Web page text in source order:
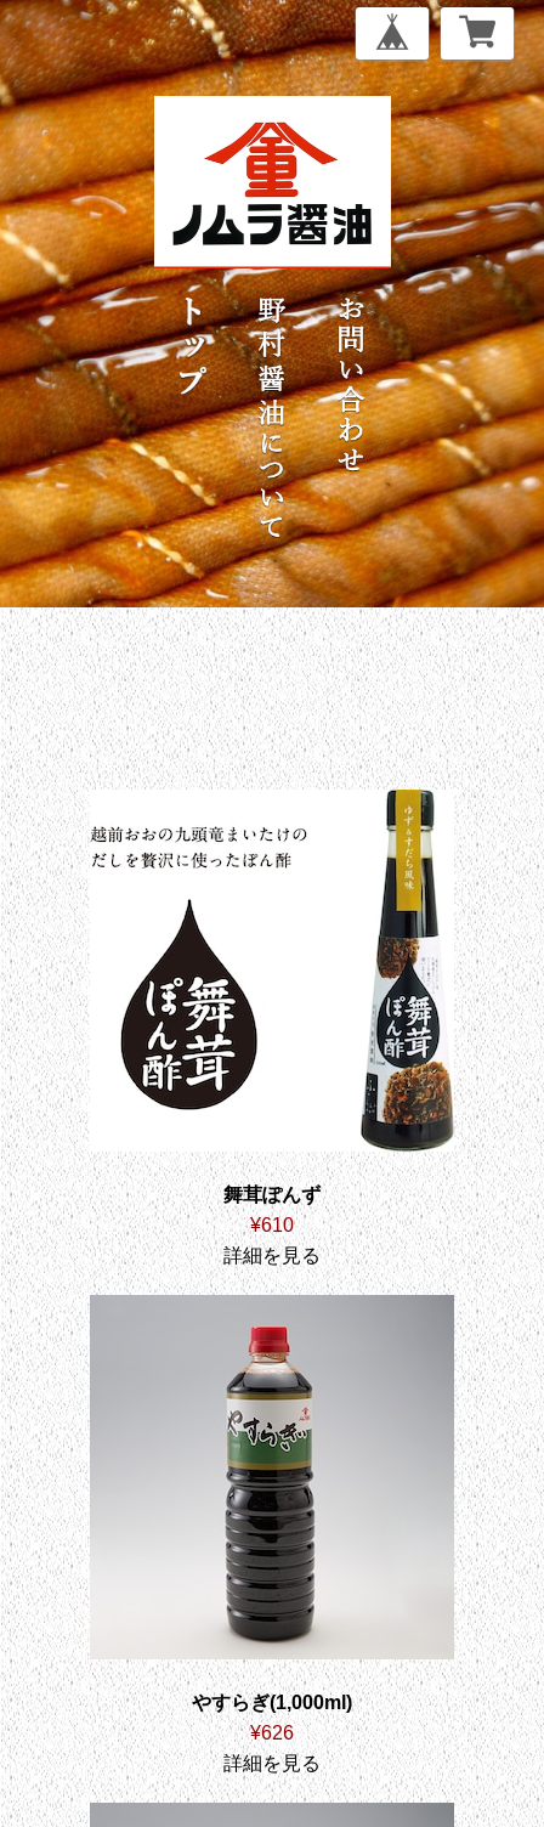
舞茸ぽんず
¥610
詳細を見る
やすらぎ(1,000ml)
¥626
詳細を見る